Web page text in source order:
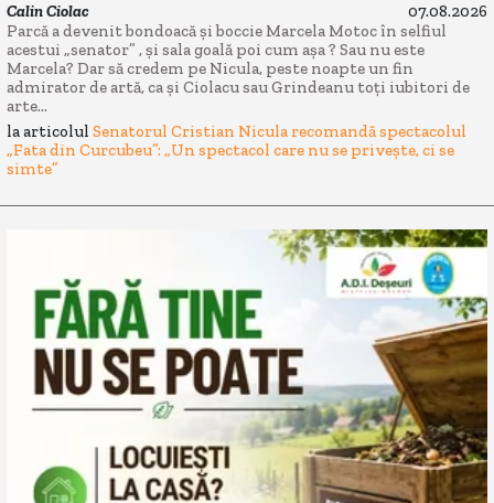
Calin Ciolac
07.08.2026
Parcă a devenit bondoacă și boccie Marcela Motoc în selfiul
acestui „senator” , și sala goală poi cum așa ? Sau nu este
Marcela? Dar să credem pe Nicula, peste noapte un fin
admirator de artă, ca și Ciolacu sau Grindeanu toți iubitori de
arte...
la articolul Senatorul Cristian Nicula recomandă spectacolul
„Fata din Curcubeu”: „Un spectacol care nu se privește, ci se
simte”